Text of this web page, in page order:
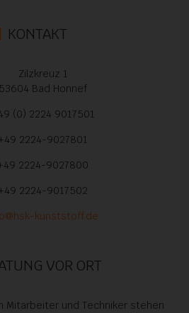
KONTAKT
Zilzkreuz 1
53604 Bad Honnef
(0) 2224 9017501
2224-9027801
2224-9027800
2224-9017502
kunststoff.de
VOR ORT
Mitarbeiter und Techniker stehen